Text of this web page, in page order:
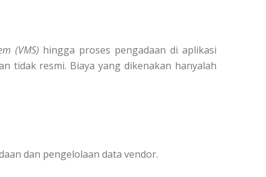
(VMS) hingga proses pengadaan di aplikasi
tidak resmi. Biaya yang dikenakan hanyalah
dan pengelolaan data vendor.